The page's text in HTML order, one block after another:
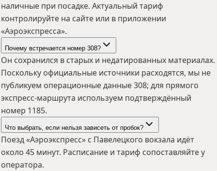
наличные при посадке. Актуальный тариф
контролируйте на сайте или в приложении
«Аэроэкспресса».
Почему встречается номер 308?
Он сохранился в старых и недатированных материалах.
Поскольку официальные источники расходятся, мы не
публикуем операционные данные 308; для прямого
экспресс-маршрута используем подтверждённый
номер 1185.
Что выбрать, если нельзя зависеть от пробок?
Поезд «Аэроэкспресс» с Павелецкого вокзала идёт
около 45 минут. Расписание и тариф сопоставляйте у
оператора.